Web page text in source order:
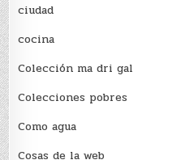
ciudad
cocina
Colección ma dri gal
Colecciones pobres
Como agua
Cosas de la web